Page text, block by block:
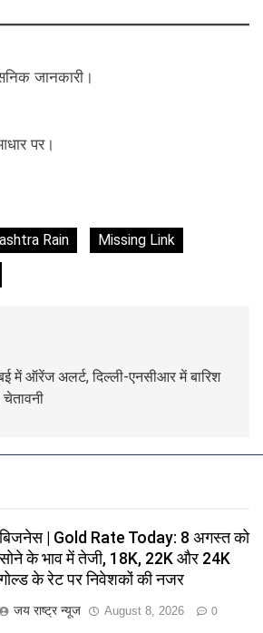
जानकारी।
पर।
Rain
Missing Link
में ऑरेंज अलर्ट, दिल्ली-एनसीआर में बारिश
| Gold Rate Today: 8 अगस्त को
के भाव में तेजी, 18K, 22K और 24K
के रेट पर निवेशकों की नजर
जय राष्ट्र न्यूज August 8, 2026 0